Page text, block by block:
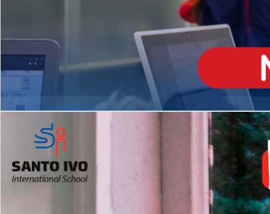
Matrículas Abertas 2026
MÉDIO
igh School
Dupla Diplomação
2º AO 5º ANO FUNDAMENTAL